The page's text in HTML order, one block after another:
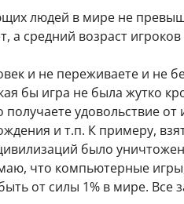
людей в мире не
а средний возраст игроков
и не переживаете и не
бы игра не была жутко
удовольствие от
и т.п. К примеру,
было
что компьютерные
от силы 1% в мире. Все